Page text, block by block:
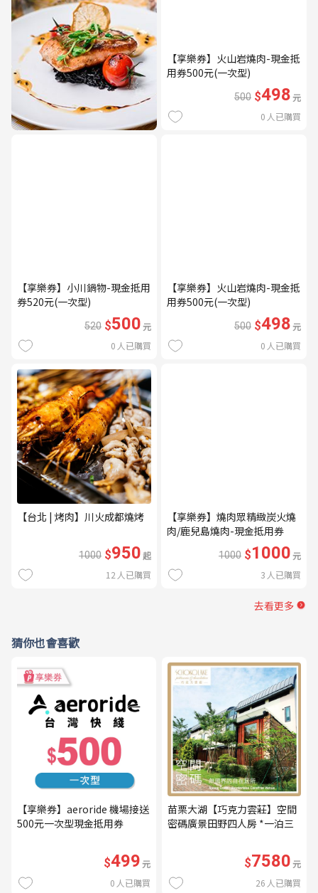
【享樂券】火山岩燒肉-現金抵
用券500元(一次型)
500 $498元
0 人已購買
【享樂券】小川鍋物-現金抵用
券520元(一次型)
520 $500元
0 人已購買
【享樂券】火山岩燒肉-現金抵
用券500元(一次型)
500 $498元
0 人已購買
【台北 | 烤肉】川火成都燒烤
1000 $950起
12 人已購買
【享樂券】燒肉眾精緻炭火燒
肉/鹿兒島燒肉-現金抵用券
1000 $1000元
3 人已購買
去看更多
猜你也會喜歡
【享樂券】aeroride 機場接送
500元一次型現金抵用券
$499元
0 人已購買
苗栗大湖【巧克力雲莊】空間
密碼廣景田野四人房 *一泊三
$7580元
26 人已購買